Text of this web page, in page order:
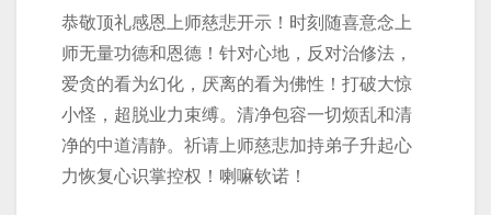
恭敬顶礼感恩上师慈悲开示！时刻随喜意念上
师无量功德和恩德！针对心地，反对治修法，
爱贪的看为幻化，厌离的看为佛性！打破大惊
小怪，超脱业力束缚。清净包容一切烦乱和清
净的中道清静。祈请上师慈悲加持弟子升起心
力恢复心识掌控权！喇嘛钦诺！